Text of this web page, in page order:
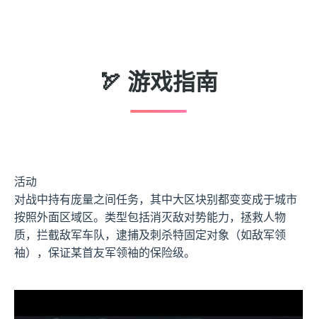
🏹 游戏指南
活动
对战中持有庞量之间任务，其中大区块别都变变成于城市
按照外面区域区。类型包括消灭敌对势能力，拯救人物
质，拦截敌军车队，逮捕及刺杀特固定对象（如敌军领
袖），保证某首友军领袖的保险级。